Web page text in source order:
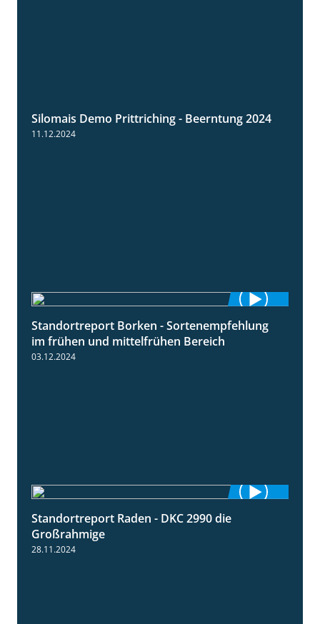
12:28
Silomais Demo Prittriching - Beerntung 2024
11.12.2024
7:53
Standortreport Borken - Sortenempfehlung
im frühen und mittelfrühen Bereich
03.12.2024
Standortreport Raden - DKC 2990 die
Großrahmige
28.11.2024